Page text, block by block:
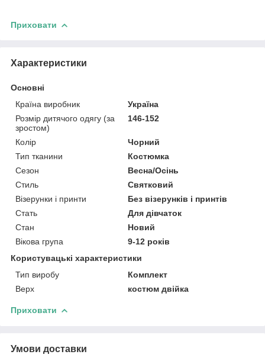
Приховати
Характеристики
Основні
Країна виробник
Україна
Розмір дитячого одягу (за
зростом)
146-152
Колір
Чорний
Тип тканини
Костюмка
Сезон
Весна/Осінь
Стиль
Святковий
Візерунки і принти
Без візерунків і принтів
Стать
Для дівчаток
Стан
Новий
Вікова група
9-12 років
Користувацькі характеристики
Тип виробу
Комплект
Верх
костюм двійка
Приховати
Умови доставки